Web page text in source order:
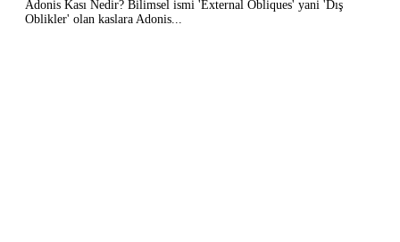
Adonis Kası Nedir? Bilimsel ismi 'External Obliques' yani 'Dış
Oblikler' olan kaslara Adonis...